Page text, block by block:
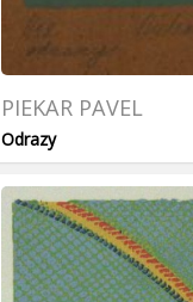
PIEKAR PAVEL
Odrazy